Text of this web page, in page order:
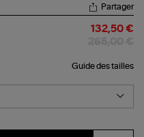
Partager
132,50 €
Guide des tailles